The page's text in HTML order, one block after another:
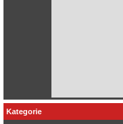
Kategorie